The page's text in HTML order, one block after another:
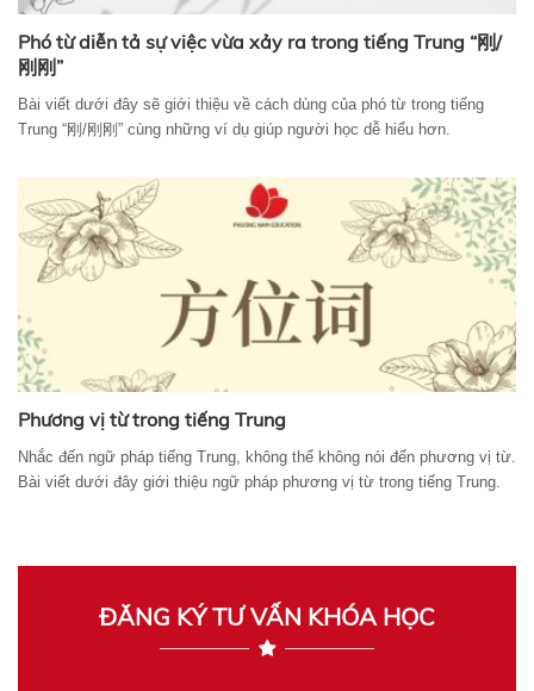
Phó từ diễn tả sự việc vừa xảy ra trong tiếng Trung “刚/
刚刚”
Bài viết dưới đây sẽ giới thiệu về cách dùng của phó từ trong tiếng
Trung “刚/刚刚” cùng những ví dụ giúp người học dễ hiểu hơn.
Phương vị từ trong tiếng Trung
Nhắc đến ngữ pháp tiếng Trung, không thể không nói đến phương vị từ.
Bài viết dưới đây giới thiệu ngữ pháp phương vị từ trong tiếng Trung.
ĐĂNG KÝ TƯ VẤN KHÓA HỌC